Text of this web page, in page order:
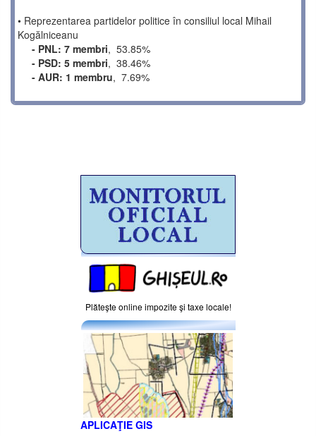
• Reprezentarea partidelor politice în consiliul local Mihail
Kogălniceanu
- PNL: 7 membri, 53.85%
- PSD: 5 membri, 38.46%
- AUR: 1 membru, 7.69%
Plăteşte online impozite şi taxe locale!
APLICAŢIE GIS